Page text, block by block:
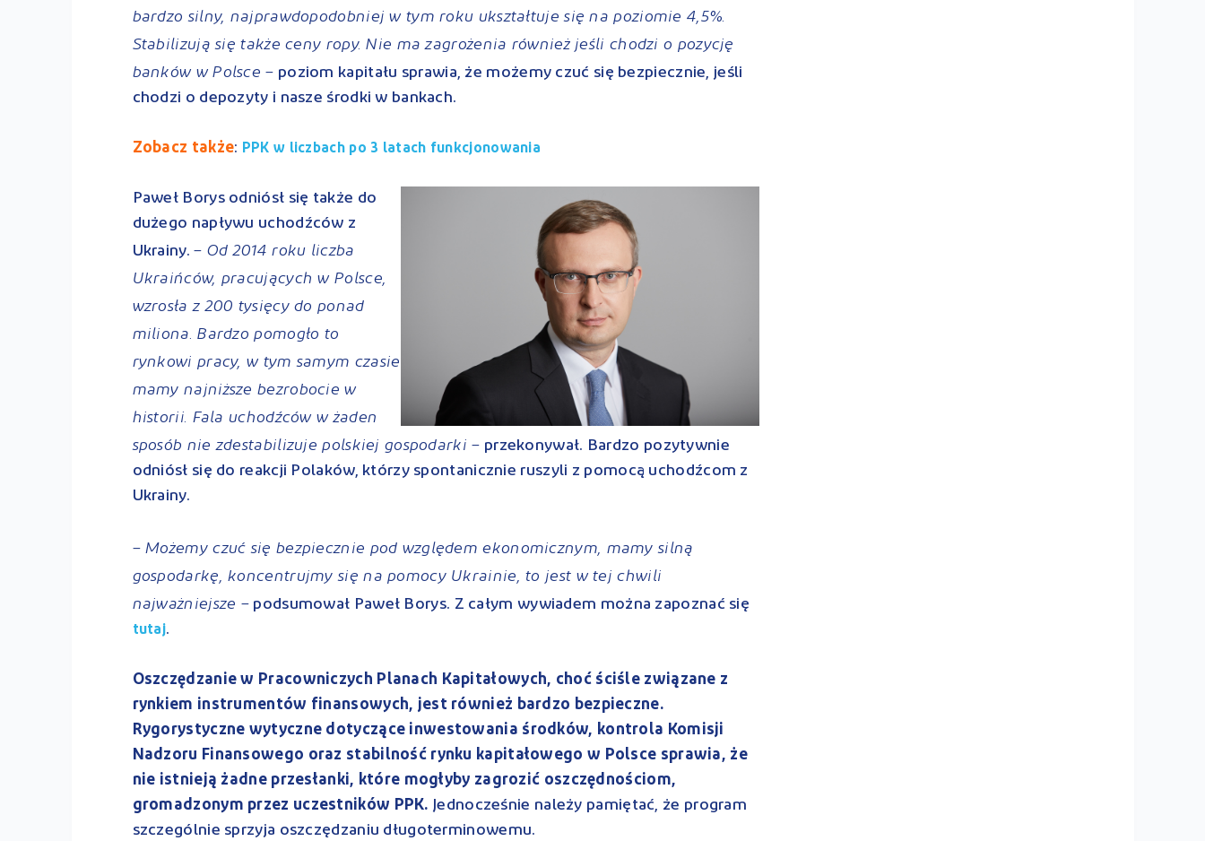
bardzo silny, najprawdopodobniej w tym roku ukształtuje się na poziomie 4,5%.
Stabilizują się także ceny ropy. Nie ma zagrożenia również jeśli chodzi o pozycję
banków w Polsce – poziom kapitału sprawia, że możemy czuć się bezpiecznie, jeśli
chodzi o depozyty i nasze środki w bankach.
Zobacz także: PPK w liczbach po 3 latach funkcjonowania
Paweł Borys odniósł się także do
dużego napływu uchodźców z
Ukrainy.– Od 2014 roku liczba
Ukraińców, pracujących w Polsce,
wzrosła z 200 tysięcy do ponad
miliona. Bardzo pomogło to
rynkowi pracy, w tym samym czasie
mamy najniższe bezrobocie w
historii. Fala uchodźców w żaden
sposób nie zdestabilizuje polskiej gospodarki – przekonywał. Bardzo pozytywnie
odniósł się do reakcji Polaków, którzy spontanicznie ruszyli z pomocą uchodźcom z
Ukrainy.
– Możemy czuć się bezpiecznie pod względem ekonomicznym, mamy silną
gospodarkę, koncentrujmy się na pomocy Ukrainie, to jest w tej chwili
najważniejsze – podsumował Paweł Borys. Z całym wywiadem można zapoznać się
tutaj.
Oszczędzanie w Pracowniczych Planach Kapitałowych, choć ściśle związane z
rynkiem instrumentów finansowych, jest również bardzo bezpieczne.
Rygorystyczne wytyczne dotyczące inwestowania środków, kontrola Komisji
Nadzoru Finansowego oraz stabilność rynku kapitałowego w Polsce sprawia, że
nie istnieją żadne przesłanki, które mogłyby zagrozić oszczędnościom,
gromadzonym przez uczestników PPK. Jednocześnie należy pamiętać, że program
szczególnie sprzyja oszczędzaniu długoterminowemu.